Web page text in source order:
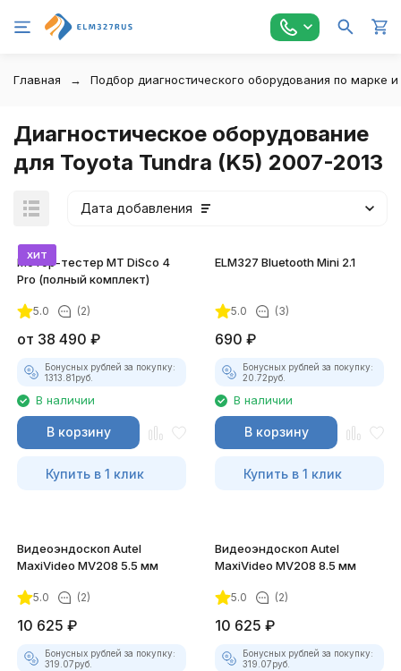
Главная Подбор диагностического оборудования по марке
Диагностическое оборудование
для Toyota Tundra (K5) 2007-2013
Дата добавления
хит
Мотор-тестер MT DiSco 4
Pro (полный комплект)
5.0 (2)
от 38 490 ₽
Бонусных рублей за покупку:
1313.81руб.
В наличии
В корзину
Купить в 1 клик
ELM327 Bluetooth Mini 2.1
5.0 (3)
690 ₽
Бонусных рублей за покупку:
20.72руб.
В наличии
В корзину
Купить в 1 клик
Видеоэндоскоп Autel
MaxiVideo MV208 5.5 мм
5.0 (2)
10 625 ₽
Бонусных рублей за покупку:
319.07руб.
Видеоэндоскоп Autel
MaxiVideo MV208 8.5 мм
5.0 (2)
10 625 ₽
Бонусных рублей за покупку:
319.07руб.